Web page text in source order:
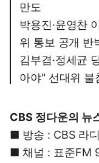
만도
박용진·윤영찬
위 통보 공개 반
김부겸·정세균
아야" 선대위 불
CBS 정다운의 뉴
■ 방송 : CBS 라
■ 채널 : 표준FM